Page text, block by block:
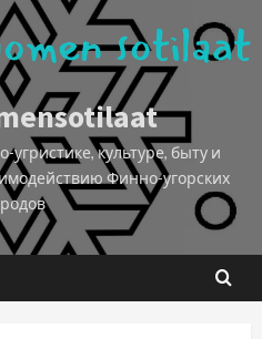
культуре, быту и
Финно-угорских